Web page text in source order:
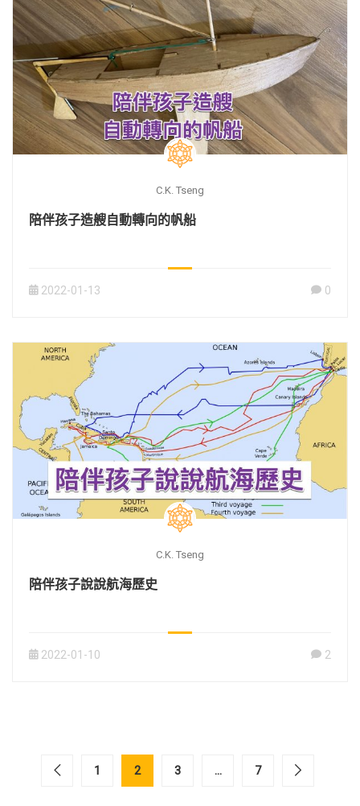
C.K. Tseng
陪伴孩子造艘自動轉向的帆船
2022-01-13 0
C.K. Tseng
陪伴孩子說說航海歷史
2022-01-10 2
1 2 3 ... 7